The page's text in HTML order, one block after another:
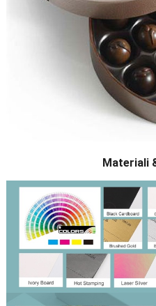
Materiali